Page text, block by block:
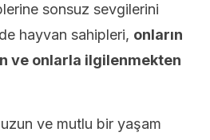
sonsuz sevgilerini
hayvan sahipleri, onların
ve onlarla ilgilenmekten
uzun ve mutlu bir yaşam